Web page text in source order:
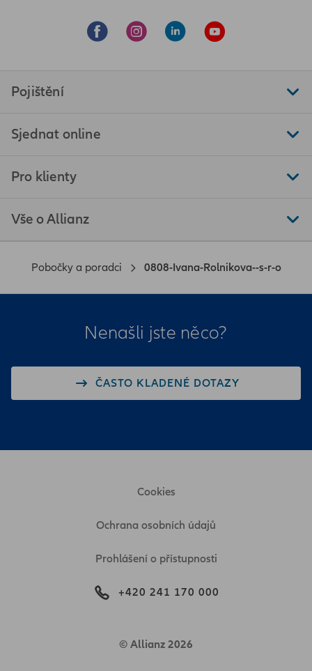
Pojištění
Sjednat online
Pro klienty
Vše o Allianz
Nenašli jste něco?
ČASTO KLADENÉ DOTAZY
Cookies
Ochrana osobních údajů
Prohlášení o přístupnosti
© Allianz 2026
+420 241 170 000
Pobočky a poradci 0808-Ivana-Rolnikova--s-r-o